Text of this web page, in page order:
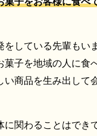
をしている先輩もい
菓子を地域の人に食
い商品を生み出して
に関わることはでき